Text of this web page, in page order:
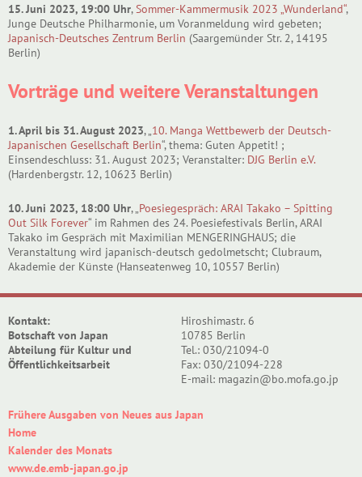
15. Juni 2023, 19:00 Uhr,Sommer-Kammermusik 2023 „Wunderland“,
Junge Deutsche Philharmonie, um Voranmeldung wird gebeten;
Japanisch-Deutsches Zentrum Berlin (Saargemünder Str. 2, 14195
Berlin)
Vorträge und weitere Veranstaltungen
1. April bis 31. August 2023, „10. Manga Wettbewerb der Deutsch-
Japanischen Gesellschaft Berlin“, thema: Guten Appetit! ;
Einsendeschluss: 31. August 2023; Veranstalter: DJG Berlin e.V.
(Hardenbergstr. 12, 10623 Berlin)
10. Juni 2023, 18:00 Uhr, „Poesiegespräch: ARAI Takako – Spitting
Out Silk Forever“ im Rahmen des 24. Poesiefestivals Berlin, ARAI
Takako im Gespräch mit Maximilian MENGERINGHAUS; die
Veranstaltung wird japanisch-deutsch gedolmetscht; Clubraum,
Akademie der Künste (Hanseatenweg 10, 10557 Berlin)
Kontakt:
Botschaft von Japan
Abteilung für Kultur und
Öffentlichkeitsarbeit
Hiroshimastr. 6
10785 Berlin
Tel.: 030/21094-0
Fax: 030/21094-228
E-mail: magazin@bo.mofa.go.jp
Frühere Ausgaben von Neues aus Japan
Home
Kalender des Monats
www.de.emb-japan.go.jp